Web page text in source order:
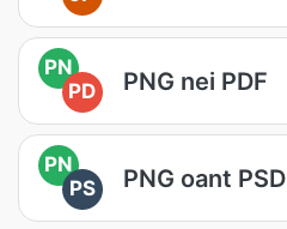
PN
PD
PNG nei PDF
PN
PS
PNG oant PSD